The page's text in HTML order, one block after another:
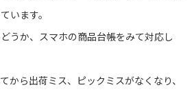
います。
うか、スマホの商品台帳をみて対応し
から出荷ミス、ピックミスがなくなり、